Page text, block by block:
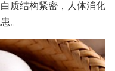
质结构紧密，人体消化
。